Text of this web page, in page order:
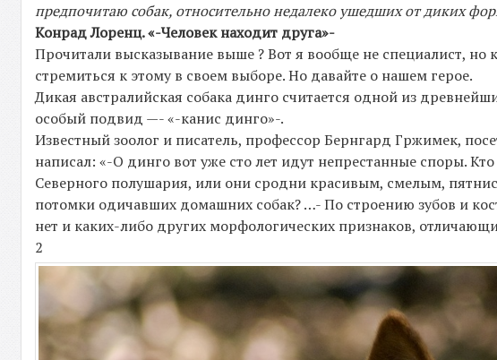
предпочитаю собак, относительно недалеко ушедших от диких
Конрад Лоренц. «-Человек находит друга»-
Прочитали высказывание выше ? Вот я вообще не специалист, но
стремиться к этому в своем выборе. Но давайте о нашем герое.
Дикая австралийская собака динго считается одной из
особый подвид —- «-канис динго»-.
Известный зоолог и писатель, профессор Бернгард Гржимек,
написал: «-О динго вот уже сто лет идут непрестанные споры.
Северного полушария, или они сродни красивым, смелым,
потомки одичавших домашних собак? …- По строению зубов и
нет и каких-либо других морфологических признаков,
2